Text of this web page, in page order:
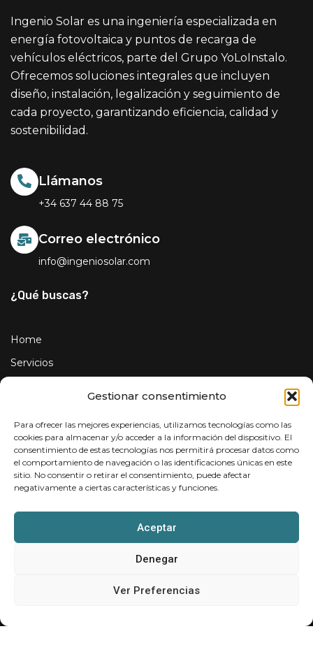
Gestionar consentimiento
Para ofrecer las mejores experiencias, utilizamos tecnologías como las
cookies para almacenar y/o acceder a la información del dispositivo. El
consentimiento de estas tecnologías nos permitirá procesar datos como
el comportamiento de navegación o las identificaciones únicas en este
sitio. No consentir o retirar el consentimiento, puede afectar
negativamente a ciertas características y funciones.
Aceptar
Denegar
Ver Preferencias
Ingenio Solar es una ingeniería especializada en
energía fotovoltaica y puntos de recarga de
vehículos eléctricos, parte del Grupo YoLoInstalo.
Ofrecemos soluciones integrales que incluyen
diseño, instalación, legalización y seguimiento de
cada proyecto, garantizando eficiencia, calidad y
sostenibilidad.
Llámanos
+34 637 44 88 75
Correo electrónico
info@ingeniosolar.com
¿Qué buscas?
Home
Servicios
Puntos de recarga para vehículos eléctricos
Sobre nosotros
Contacto
Contáctanos